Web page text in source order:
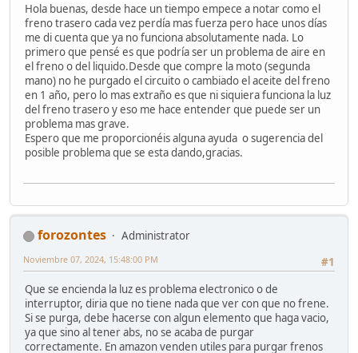
Hola buenas, desde hace un tiempo empece a notar como el
freno trasero cada vez perdía mas fuerza pero hace unos días
me di cuenta que ya no funciona absolutamente nada. Lo
primero que pensé es que podría ser un problema de aire en
el freno o del liquido.Desde que compre la moto (segunda
mano) no he purgado el circuito o cambiado el aceite del freno
en 1 año, pero lo mas extraño es que ni siquiera funciona la luz
del freno trasero y eso me hace entender que puede ser un
problema mas grave.
Espero que me proporcionéis alguna ayuda o sugerencia del
posible problema que se esta dando,gracias.
forozontes
Administrator
#1
Noviembre 07, 2024, 15:48:00 PM
Que se encienda la luz es problema electronico o de
interruptor, diria que no tiene nada que ver con que no frene.
Si se purga, debe hacerse con algun elemento que haga vacio,
ya que sino al tener abs, no se acaba de purgar
correctamente. En amazon venden utiles para purgar frenos